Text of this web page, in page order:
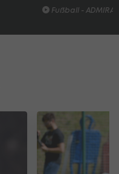
Fußball -